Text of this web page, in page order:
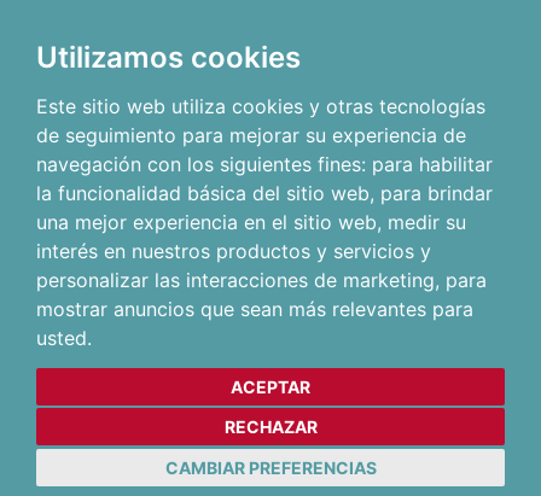
Utilizamos cookies
Este sitio web utiliza cookies y otras tecnologías
de seguimiento para mejorar su experiencia de
navegación con los siguientes fines: para habilitar
la funcionalidad básica del sitio web, para brindar
una mejor experiencia en el sitio web, medir su
interés en nuestros productos y servicios y
personalizar las interacciones de marketing, para
mostrar anuncios que sean más relevantes para
usted.
ACEPTAR
RECHAZAR
CAMBIAR PREFERENCIAS